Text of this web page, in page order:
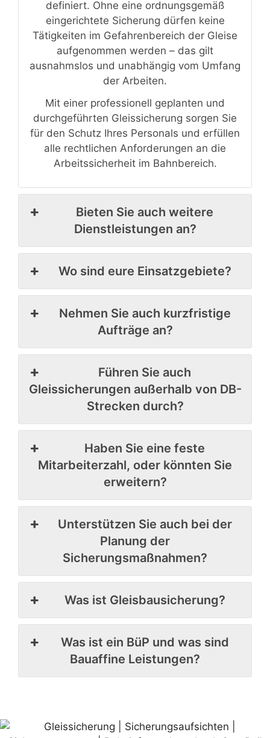
definiert. Ohne eine ordnungsgemäß
eingerichtete Sicherung dürfen keine
Tätigkeiten im Gefahrenbereich der Gleise
aufgenommen werden – das gilt
ausnahmslos und unabhängig vom Umfang
der Arbeiten.
Mit einer professionell geplanten und
durchgeführten Gleissicherung sorgen Sie
für den Schutz Ihres Personals und erfüllen
alle rechtlichen Anforderungen an die
Arbeitssicherheit im Bahnbereich.
Bieten Sie auch weitere
Dienstleistungen an?
Wo sind eure Einsatzgebiete?
Nehmen Sie auch kurzfristige
Aufträge an?
Führen Sie auch
Gleissicherungen außerhalb von DB-
Strecken durch?
Haben Sie eine feste
Mitarbeiterzahl, oder könnten Sie
erweitern?
Unterstützen Sie auch bei der
Planung der
Sicherungsmaßnahmen?
Was ist Gleisbausicherung?
Was ist ein BüP und was sind
Bauaffine Leistungen?